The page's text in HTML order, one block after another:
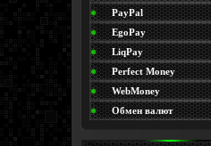
PayPal
EgoPay
LiqPay
Perfect Money
WebMoney
Обмен валют